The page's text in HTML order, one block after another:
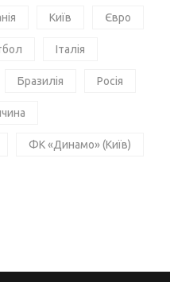
Київ Євро
Італія
Бразилія Росія
ФК «Динамо» (Київ)